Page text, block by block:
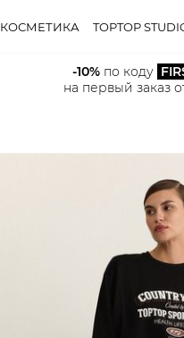
КОСМЕТИКА TOPTOP
-10% по коду
на первый заказ